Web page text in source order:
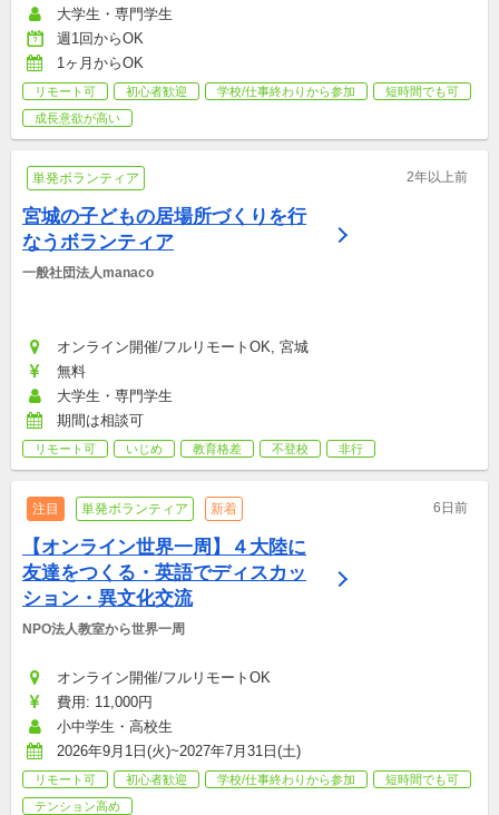
大学生・専門学生
週1回からOK
1ヶ月からOK
リモート可 初心者歓迎 学校/仕事終わりから参加
短時間でも可
成長意欲が高い
単発ボランティア 2年以上前
宮城の子どもの居場所づくりを行
なうボランティア
一般社団法人manaco
オンライン開催/フルリモートOK, 宮城
無料
大学生・専門学生
期間は相談可
リモート可 いじめ 教育格差 不登校 非行
注目 単発ボランティア 新着 6日前
【オンライン世界一周】４大陸に
友達をつくる・英語でディスカッ
ション・異文化交流
NPO法人教室から世界一周
オンライン開催/フルリモートOK
費用: 11,000円
小中学生・高校生
2026年9月1日(火)~2027年7月31日(土)
リモート可 初心者歓迎 学校/仕事終わりから参加
短時間でも可
テンション高め